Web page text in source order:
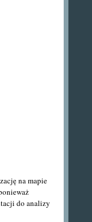
na mapie
do analizy